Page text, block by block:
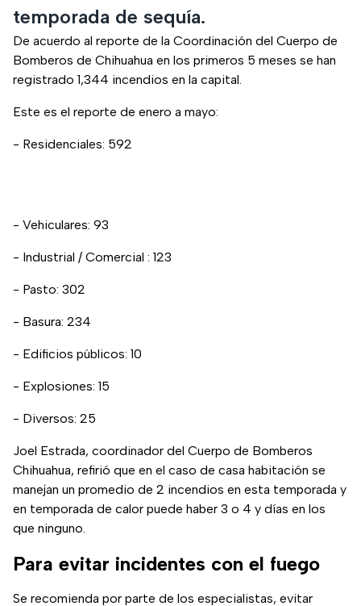
temporada de sequía.
De acuerdo al reporte de la Coordinación del Cuerpo de
Bomberos de Chihuahua en los primeros 5 meses se han
registrado 1,344 incendios en la capital.
Este es el reporte de enero a mayo:
- Residenciales: 592
- Vehiculares: 93
- Industrial / Comercial : 123
- Pasto: 302
- Basura: 234
- Edificios públicos: 10
- Explosiones: 15
- Diversos: 25
Joel Estrada, coordinador del Cuerpo de Bomberos
Chihuahua, refirió que en el caso de casa habitación se
manejan un promedio de 2 incendios en esta temporada y
en temporada de calor puede haber 3 o 4 y días en los
que ninguno.
Para evitar incidentes con el fuego
Se recomienda por parte de los especialistas, evitar